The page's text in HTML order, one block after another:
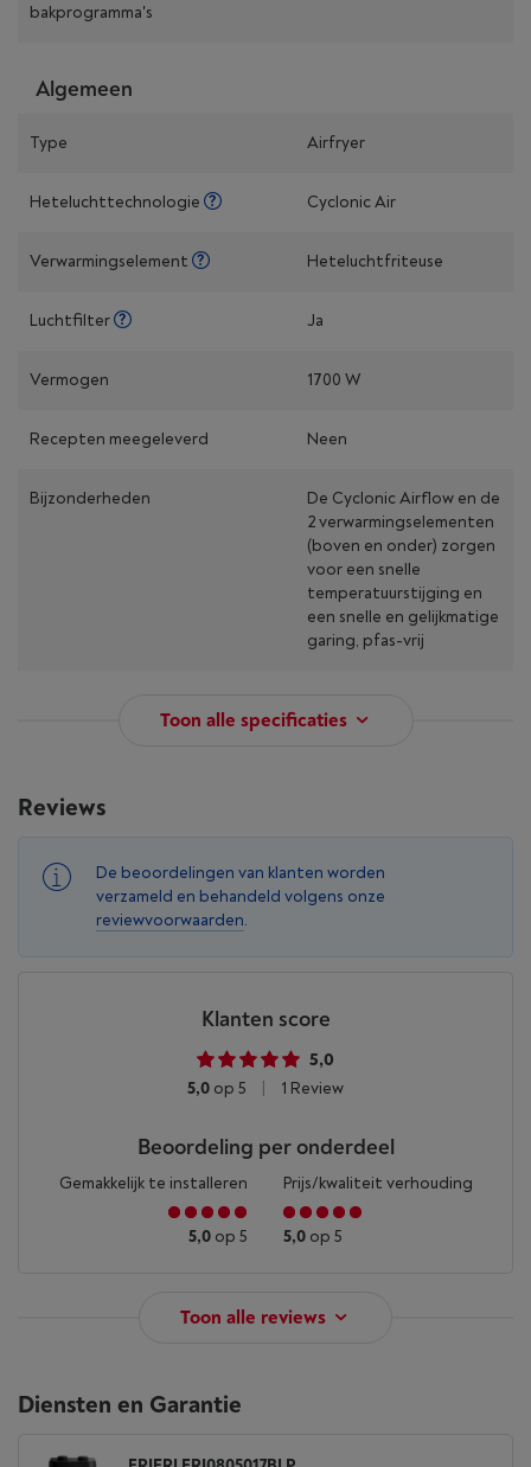
bakprogramma's
Algemeen
Type Airfryer
Heteluchttechnologie Cyclonic Air
Verwarmingselement Heteluchtfriteuse
Luchtfilter Ja
Vermogen 1700 W
Recepten meegeleverd Neen
Bijzonderheden
De Cyclonic Airflow en de
2 verwarmingselementen
(boven en onder) zorgen
voor een snelle
temperatuurstijging en
een snelle en gelijkmatige
garing, pfas-vrij
Toon alle specificaties
Reviews
De beoordelingen van klanten worden
verzameld en behandeld volgens onze
reviewvoorwaarden.
Klanten score
5,0
5,0 op 5 1 Review
Beoordeling per onderdeel
Gemakkelijk te installeren
5,0 op 5
Prijs/kwaliteit verhouding
5,0 op 5
Toon alle reviews
Diensten en Garantie